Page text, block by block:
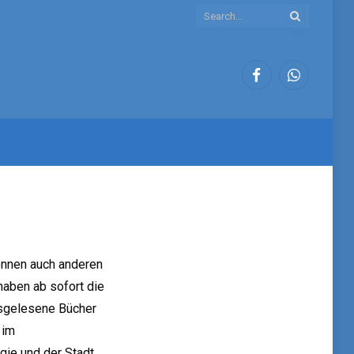
FacebookWhatsApp
auch anderen
ab sofort die
Bücher